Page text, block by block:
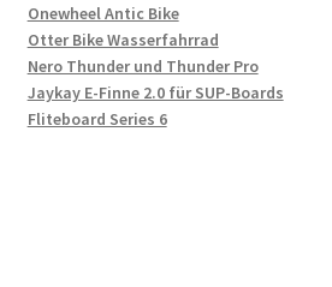
Onewheel Antic Bike
Otter Bike Wasserfahrrad
Nero Thunder und Thunder Pro
Jaykay E-Finne 2.0 für SUP-Boards
Fliteboard Series 6